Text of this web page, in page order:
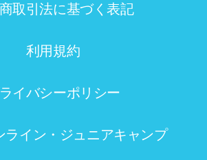
取引法に基づく表記
利用規約
イバシーポリシー
ライン・ジュニアキャンプ